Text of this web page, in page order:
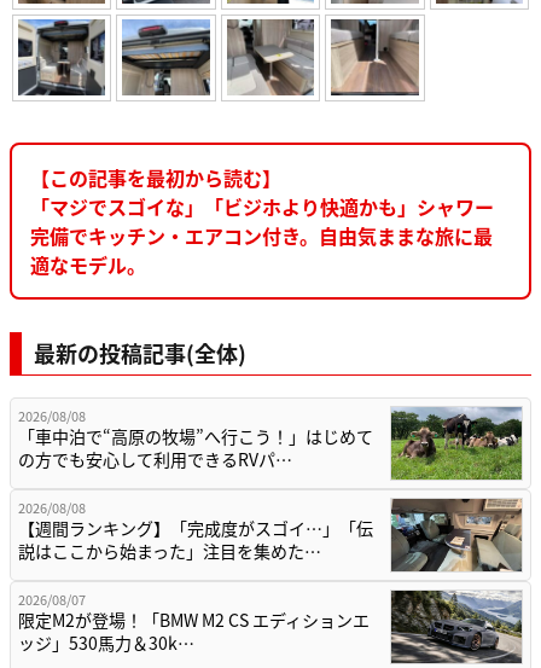
【この記事を最初から読む】
「マジでスゴイな」「ビジホより快適かも」シャワー
完備でキッチン・エアコン付き。自由気ままな旅に最
適なモデル。
最新の投稿記事(全体)
2026/08/08
「車中泊で“高原の牧場”へ行こう！」はじめて
の方でも安心して利用できるRVパ…
2026/08/08
【週間ランキング】「完成度がスゴイ…」「伝
説はここから始まった」注目を集めた…
2026/08/07
限定M2が登場！「BMW M2 CS エディションエ
ッジ」530馬力＆30k…